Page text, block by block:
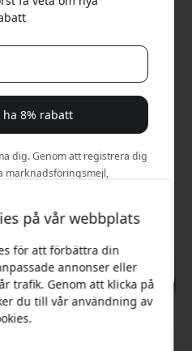
på vår webbplats
för att förbättra din
annonser eller
trafik. Genom att klicka på
du till vår användning av
ha 8% rabatt
dig. Genom att registrera dig
marknadsföringsmejl,
hellre fullt pris.